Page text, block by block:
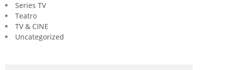
Series TV
Teatro
TV & CINE
Uncategorized